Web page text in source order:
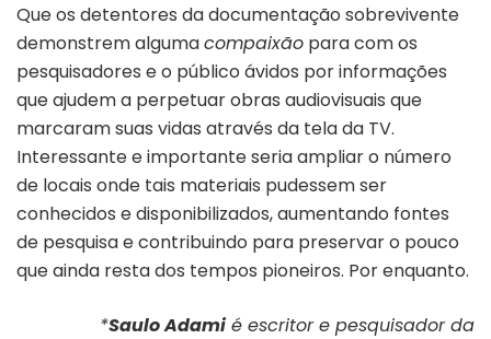
Que os detentores da documentação sobrevivente
demonstrem algumacompaixão para com os
pesquisadores e o público ávidos por informações
que ajudem a perpetuar obras audiovisuais que
marcaram suas vidas através da tela da TV.
Interessante e importante seria ampliar o número
de locais onde tais materiais pudessem ser
conhecidos e disponibilizados, aumentando fontes
de pesquisa e contribuindo para preservar o pouco
que ainda resta dos tempos pioneiros. Por enquanto.
*Saulo Adamié escritor e pesquisador da